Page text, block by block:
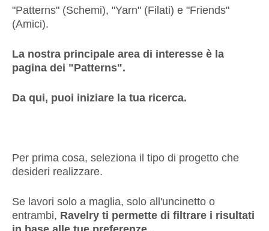
"Patterns" (Schemi), "Yarn" (Filati) e "Friends"
(Amici).
La nostra principale area di interesse è la
pagina dei "Patterns".
Da qui, puoi iniziare la tua ricerca.
Per prima cosa, seleziona il tipo di progetto che
desideri realizzare.
Se lavori solo a maglia, solo all'uncinetto o
entrambi, Ravelry ti permette di filtrare i risultati